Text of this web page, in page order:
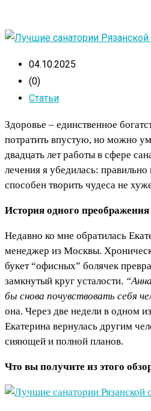
04.10.2025
(0)
Статьи
Здоровье – единственное
потратить впустую, но можно
двадцать лет работы в сфере
лечения я убедилась:
способен творить чудеса не
История одного преображения
Недавно ко мне обратилась
менеджер из Москвы.
букет “офисных” болячек
замкнутый круг усталости.
бы снова почувствовать себя
она. Через две недели в одном
Екатерина вернулась другим
сияющей и полной планов.
Что вы получите из этого